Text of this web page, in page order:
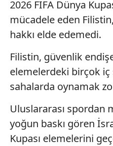
2026 FIFA Dünya
mücadele eden
hakkı elde edemedi.
Filistin, güvenlik
elemelerdeki birçok iç
sahalarda oynamak
Uluslararası spordan
yoğun baskı gören
Kupası elemelerini